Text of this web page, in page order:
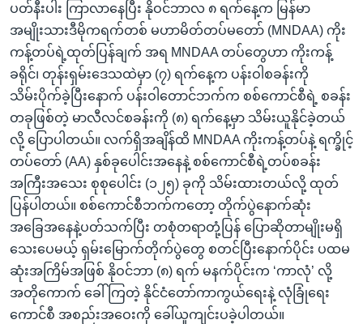
ကျော်
ရန်
ပတ်နီးပါး ကြာလာနေပြီး နိုဝင်ဘာလ ၈ ရက်နေ့က မြန်မာ
အမျိုးသားဒီမိုကရက်တစ် မဟာမိတ်တပ်မတော် (MNDAA) ကိုး
ကန့်တပ်ရဲ့ထုတ်ပြန်ချက် အရ MNDAA တပ်တွေဟာ ကိုးကန့်
ခရိုင်၊ တုန်းရှမ်းဒေသထဲမှာ (၇) ရက်နေ့က ပန်းဝါစခန်းကို
သိမ်းပိုက်ခဲ့ပြီးနောက် ပန်းဝါတောင်ဘက်က စစ်ကောင်စီရဲ့ စခန်း
တခုဖြစ်တဲ့ မာလီလင်စခန်းကို (၈) ရက်နေ့မှာ သိမ်းယူနိုင်ခဲ့တယ်
လို့ ပြောပါတယ်။ လက်ရှိအချိန်ထိ MNDAA ကိုးကန့်တပ်နဲ့ ရက္ခိုင့်
တပ်တော် (AA) နှစ်ခုပေါင်းအနေနဲ့ စစ်ကောင်စီရဲ့တပ်စခန်း
အကြီးအသေး စုစုပေါင်း (၁၂၅) ခုကို သိမ်းထားတယ်လို့ ထုတ်
ပြန်ပါတယ်။ စစ်ကောင်စီဘက်ကတော့ တိုက်ပွဲနောက်ဆုံး
အခြေအနေနဲ့ပတ်သက်ပြီး တစုံတရာတုံ့ပြန် ပြောဆိုတာမျိုးမရှိ
သေးပေမယ့် ရှမ်းမြောက်တိုက်ပွဲတွေ စတင်ပြီးနောက်ပိုင်း ပထမ
ဆုံးအကြိမ်အဖြစ် နိုဝင်ဘာ (၈) ရက် မနက်ပိုင်းက ‘ကာလုံ’ လို့
အတိုကောက် ခေါ် ကြတဲ့ နိုင်ငံတော်ကာကွယ်ရေးနဲ့ လုံခြုံရေး
ကောင်စီ အစည်းအဝေးကို ခေါ်ယူကျင်းပခဲ့ပါတယ်။